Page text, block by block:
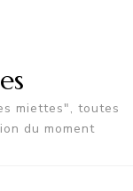
miettes", toutes
du moment